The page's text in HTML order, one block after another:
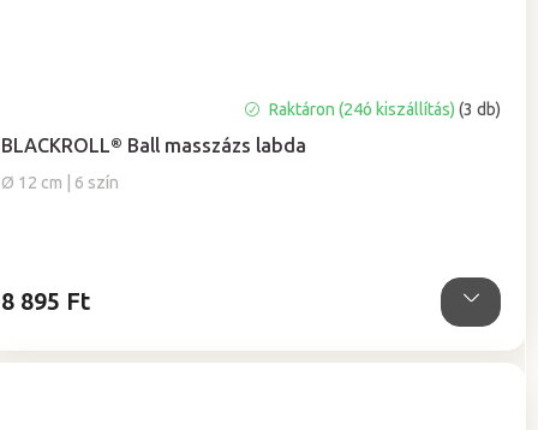
BLACKROLL® Ball masszázs labda
Ø 12 cm | 6 szín
átlagos
értékelése
Raktáron (24ó kiszállítás)(3 db)
8 895 Ft